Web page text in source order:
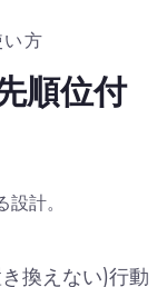
方
順位付
計。
換えない)行動